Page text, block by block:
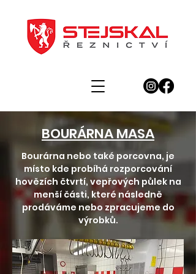
BOURÁRNA MASA
Bourárna nebo také porcovna, je
místo kde probíhá rozporcování
hovězích čtvrtí, vepřových půlek na
menší části, které následně
prodáváme nebo zpracujeme do
výrobků.